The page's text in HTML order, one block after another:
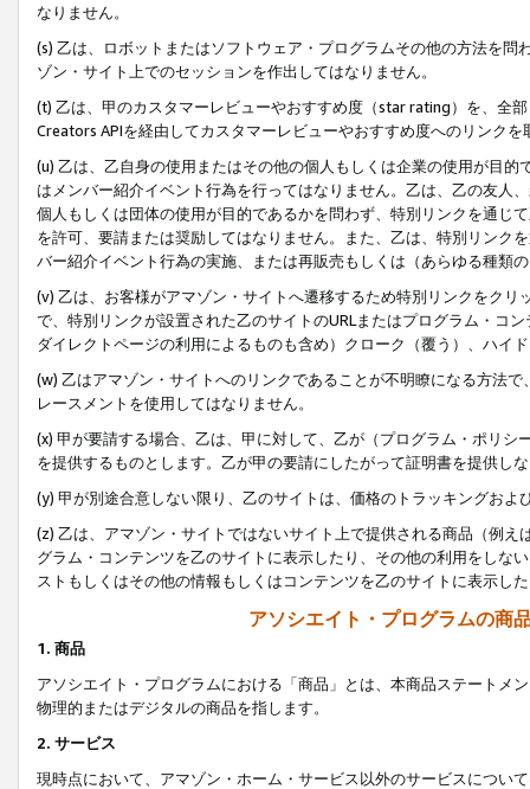
なりません。
(s) 乙は、ロボットまたはソフトウェア・プログラムその他の方法を
ゾン・サイト上でのセッションを作出してはなりません。
(t) 乙は、甲のカスタマーレビューやおすすめ度（star rating）を、全
Creators APIを経由してカスタマーレビューやおすすめ度へのリンクを
(u) 乙は、乙自身の使用またはその他の個人もしくは企業の使用が目
はメンバー紹介イベント行為を行ってはなりません。乙は、乙の友人
個人もしくは団体の使用が目的であるかを問わず、特別リンクを通じ
を許可、要請または奨励してはなりません。また、乙は、特別リンク
バー紹介イベント行為の実施、または再販売もしくは（あらゆる種類
(v) 乙は、お客様がアマゾン・サイトへ遷移するため特別リンクをク
で、特別リンクが設置された乙のサイトのURLまたはプログラム・コ
ダイレクトページの利用によるものも含め）クローク（覆う）、ハイ
(w) 乙はアマゾン・サイトへのリンクであることが不明瞭になる方法
レースメントを使用してはなりません。
(x) 甲が要請する場合、乙は、甲に対して、乙が（プログラム・ポリ
を提供するものとします。乙が甲の要請にしたがって証明書を提供し
(y) 甲が別途合意しない限り、乙のサイトは、価格のトラッキングお
(z) 乙は、アマゾン・サイトではないサイト上で提供される商品（例
グラム・コンテンツを乙のサイトに表示したり、その他の利用をしな
ストもしくはその他の情報もしくはコンテンツを乙のサイトに表示し
アソシエイト・プログラムの商
1. 商品
アソシエイト・プログラムにおける「商品」とは、本商品ステートメ
物理的またはデジタルの商品を指します。
2. サービス
現時点において、アマゾン・ホーム・サービス以外のサービスについ